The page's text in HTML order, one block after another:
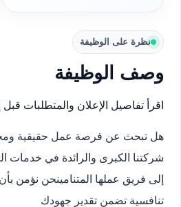
نظرة على الوظيفة
وصف الوظيفة
اقرأ تفاصيل الإعلان والمتطلبات
هل تبحث عن فرصة عمل حقيقية
شركتنا الكبرى والرائدة في خدمات
إلى فريق عملها المتنامينحن نؤمن بأن
تنافسية تضمن تقدير جهودك